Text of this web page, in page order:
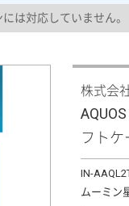
は対応していません。
株式会
フトケ
IN-
ムーミン